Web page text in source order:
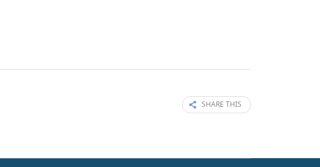
SHARE THIS